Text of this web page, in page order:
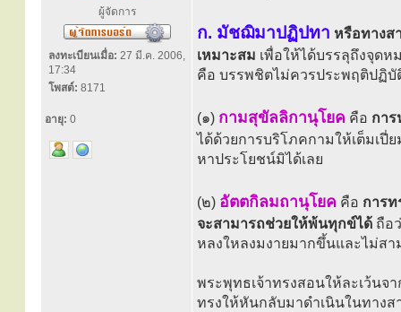
ผู้จัดการ
ลงทะเบียนเมื่อ: 27 มี.ค. 2006,
17:34
โพสต์: 8171
อายุ: 0
ก. มัชฌิมาปฏิปทา หรือทางส
เหมาะสม เพื่อให้ได้บรรลุถึงจุด
คือ บรรพชิตไม่ควรประพฤติปฏิบั
(๑) กามสุขัลลิกานุโยค คือ การ
ได้ด้วยการบริโภคกามให้เต็มเปี่
หาประโยชน์มิได้เลย
(๒) อัตตกิลมถานุโยค คือ การ
จะสามารถช่วยให้พ้นทุกข์ได้ ถือ
หลงใหลงมงายมากขึ้นและไม่ส
พระพุทธเจ้าทรงสอนให้ละเว้นจ
ทรงให้หันกลับมาดำเนินในทางส